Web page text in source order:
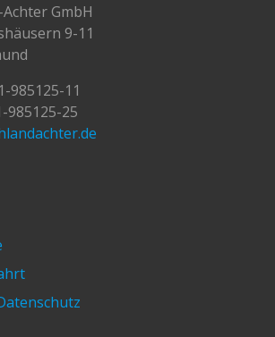
GmbH
9-11
985125-11
985125-25